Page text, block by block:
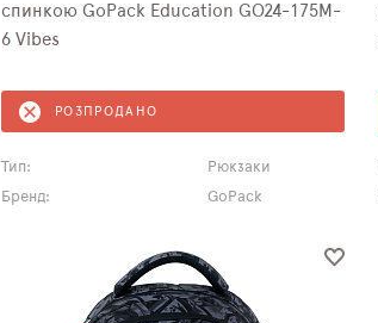
спинкою GoPack Education GO24-175M-
6 Vibes
РОЗПРОДАНО
Тип:
Рюкзаки
Бренд:
GoPack